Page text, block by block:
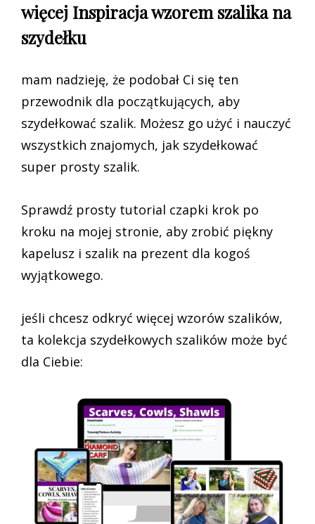
więcej Inspiracja wzorem szalika na
szydełku
mam nadzieję, że podobał Ci się ten
przewodnik dla początkujących, aby
szydełkować szalik. Możesz go użyć i nauczyć
wszystkich znajomych, jak szydełkować
super prosty szalik.
Sprawdź prosty tutorial czapki krok po
kroku na mojej stronie, aby zrobić piękny
kapelusz i szalik na prezent dla kogoś
wyjątkowego.
jeśli chcesz odkryć więcej wzorów szalików,
ta kolekcja szydełkowych szalików może być
dla Ciebie: